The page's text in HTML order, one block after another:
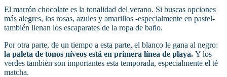
El marrón chocolate es la tonalidad del verano. Si buscas opciones
más alegres, los rosas, azules y amarillos -especialmente en pastel-
también llenan los escaparates de la ropa de baño.
Por otra parte, de un tiempo a esta parte, el blanco le gana al negro:
la paleta de tonos níveos está en primera línea de playa. Y los
verdes también son importantes esta temporada, especialmente el té
matcha.